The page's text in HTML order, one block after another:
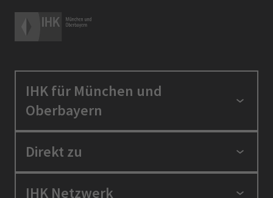
IHK für München und
Oberbayern
Standortpolitik
Berufszugang
Direkt zu
Positionen
IHK Netzwerk